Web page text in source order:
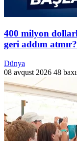
400 milyon
geri addım
Dünya
08 avqust 2026 48